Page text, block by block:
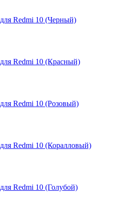
Redmi 10 (Черный)
Redmi 10 (Красный)
Redmi 10 (Розовый)
Redmi 10 (Коралловый)
Redmi 10 (Голубой)